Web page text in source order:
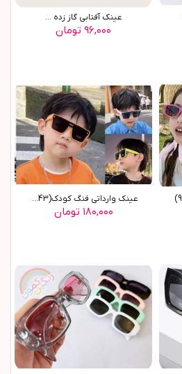
عينک آفتابي گاز زده ...
۹۶,۰۰۰ تومان
عينک وارداتي فنگ کودک(9643)
۱۸۰,۰۰۰ تومان